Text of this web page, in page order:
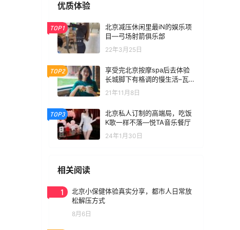
优质体验
TOP1
北京减压休闲里最iN的娱乐项
目—弓场射箭俱乐部
22年3月25日
TOP2
享受完北京按摩spa后去体验
长城脚下有格调的慢生活–瓦
厂酒店
21年11月8日
TOP3
北京私人订制的高端局，吃饭
K歌一样不落—悦TA音乐餐厅
24年1月30日
相关阅读
1
北京小保健体验真实分享，都市人日常放
松解压方式
8月6日